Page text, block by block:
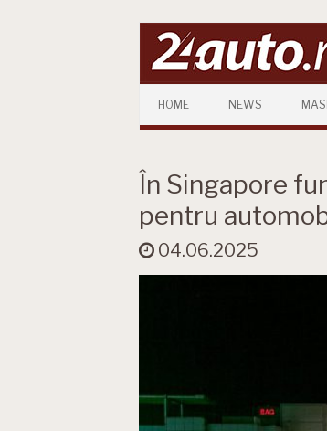
HOME NEWS
În Singapore
pentru
04.06.2025